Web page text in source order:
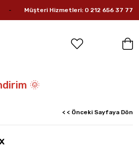
Müşteri Hizmetleri: 0 212 656 37 77
🌞
< < Önceki Sayfaya Dön